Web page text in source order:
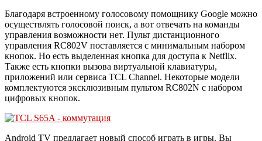
Благодаря встроенному голосовому помощнику Google можно
осуществлять голосовой поиск, а вот отвечать на команды
управления возможности нет. Пульт дистанционного
управления RC802V поставляется с минимальным набором
кнопок. Но есть выделенная кнопка для доступа к Netflix.
Также есть кнопки вызова виртуальной клавиатуры,
приложений или сервиса TCL Channel. Некоторые модели
комплектуются эксклюзивным пультом RC802N с набором
цифровых кнопок.
Android TV предлагает новый способ играть в игры. Вы